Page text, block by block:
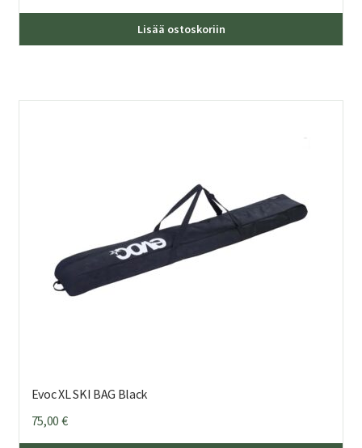
Lisää ostoskoriin
Evoc XL SKI BAG Black
75,00 €